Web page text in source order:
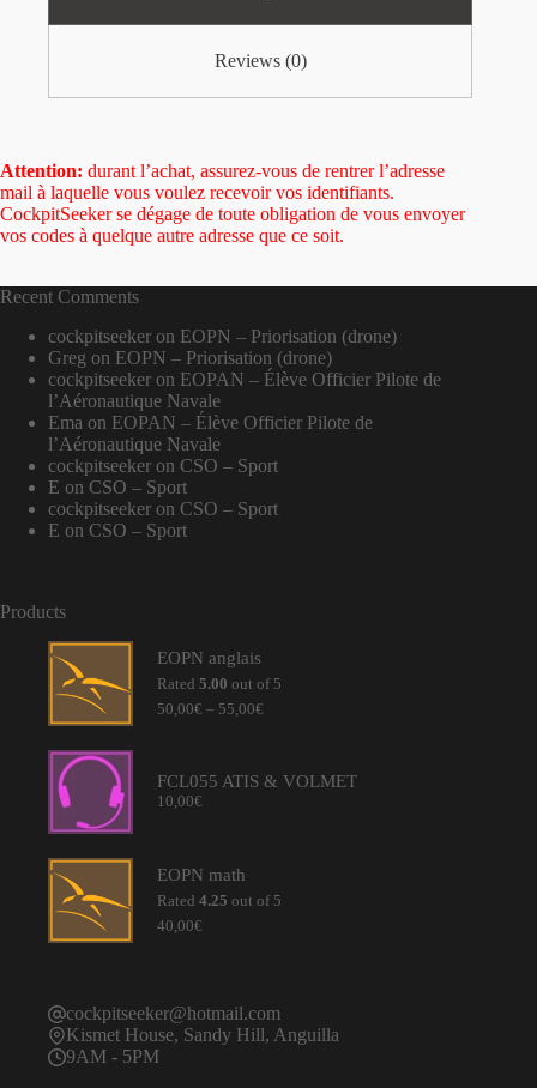
Reviews (0)
Attention: durant l’achat, assurez-vous de rentrer l’adresse
mail à laquelle vous voulez recevoir vos identifiants.
CockpitSeeker se dégage de toute obligation de vous envoyer
vos codes à quelque autre adresse que ce soit.
Recent Comments
cockpitseeker on EOPN – Priorisation (drone)
Greg on EOPN – Priorisation (drone)
cockpitseeker on EOPAN – Élève Officier Pilote de
l’Aéronautique Navale
Ema on EOPAN – Élève Officier Pilote de
l’Aéronautique Navale
cockpitseeker on CSO – Sport
E on CSO – Sport
cockpitseeker on CSO – Sport
E on CSO – Sport
Products
EOPN anglais
Rated 5.00 out of 5
50,00€ – 55,00€Price
55,00€
FCL055 ATIS & VOLMET
10,00€
EOPN math
Rated 4.25 out of 5
40,00€
cockpitseeker@hotmail.com
Kismet House, Sandy Hill, Anguilla
9AM - 5PM